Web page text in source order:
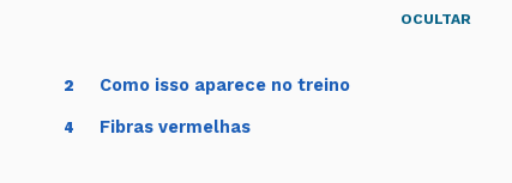
OCULTAR
2 Como isso aparece no treino
4 Fibras vermelhas